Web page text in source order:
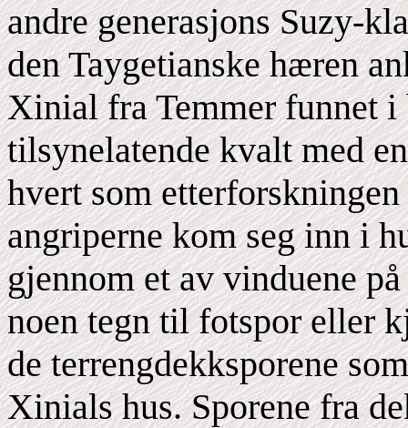
andre generasjons Suzy-
den Taygetianske hæren
Xinial fra Temmer funnet i
tilsynelatende kvalt med
hvert som
angriperne kom seg inn i
gjennom et av vinduene
noen tegn til fotspor eller
de terrengdekksporene
Xinials hus. Sporene fra